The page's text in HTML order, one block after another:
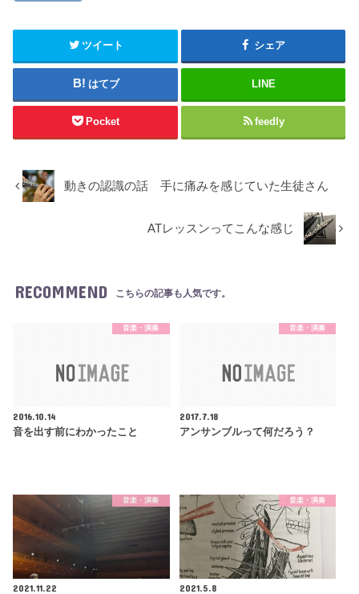
ツイート シェア
はてブ LINE
Pocket feedly
動きの認識の話 手に痛みを感じていた生徒さん
ATレッスンってこんな感じ
RECOMMEND こちらの記事も人気です。
音楽・演奏
2016.10.14
音を出す前にわかったこと
音楽・演奏
2017.7.18
アンサンブルって何だろう？
音楽・演奏
2021.11.22
音楽・演奏
2021.5.8